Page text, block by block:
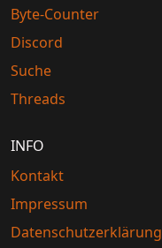
Byte-Counter
Discord
Suche
Threads
INFO
Kontakt
Impressum
Datenschutzerklärung